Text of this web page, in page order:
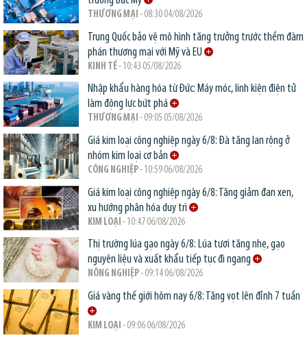
THƯƠNG MẠI - 08:30 04/08/2026
Trung Quốc bảo vệ mô hình tăng trưởng trước thềm đàm
phán thương mại với Mỹ và EU
KINH TẾ- 10:43 05/08/2026
Nhập khẩu hàng hóa từ Đức: Máy móc, linh kiện điện tử
làm động lực bứt phá
THƯƠNG MẠI - 09:05 05/08/2026
Giá kim loại công nghiệp ngày 6/8: Đà tăng lan rộng ở
nhóm kim loại cơ bản
CÔNG NGHIỆP- 10:59 06/08/2026
Giá kim loại công nghiệp ngày 6/8: Tăng giảm đan xen,
xu hướng phân hóa duy trì
KIM LOẠI - 10:47 06/08/2026
Thị trường lúa gạo ngày 6/8: Lúa tươi tăng nhẹ, gạo
nguyên liệu và xuất khẩu tiếp tục đi ngang
NÔNG NGHIỆP- 09:14 06/08/2026
Giá vàng thế giới hôm nay 6/8: Tăng vọt lên đỉnh 7 tuần
KIM LOẠI - 09:06 06/08/2026